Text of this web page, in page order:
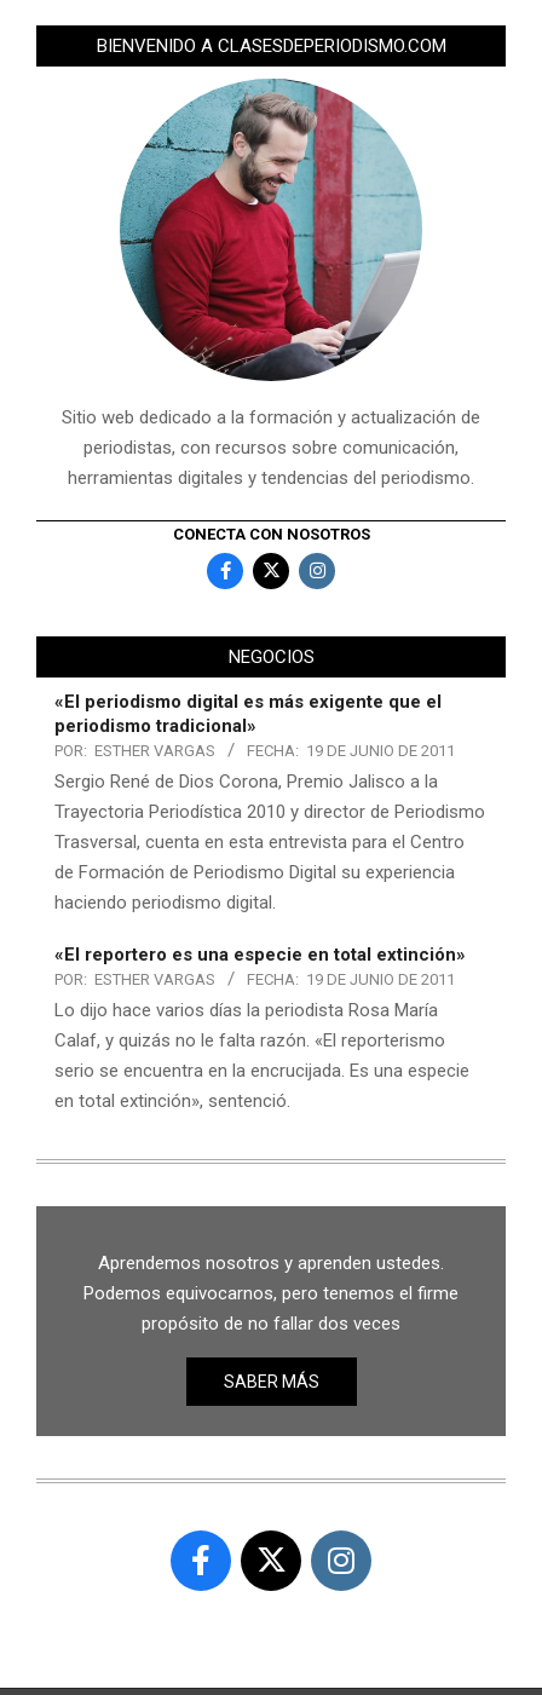
BIENVENIDO A CLASESDEPERIODISMO.COM
Sitio web dedicado a la formación y actualización de
periodistas, con recursos sobre comunicación,
herramientas digitales y tendencias del periodismo.
CONECTA CON NOSOTROS
NEGOCIOS
«El periodismo digital es más exigente que el
periodismo tradicional»
POR: ESTHER VARGAS FECHA: 19 DE JUNIO DE 2011
Sergio René de Dios Corona, Premio Jalisco a la
Trayectoria Periodística 2010 y director de Periodismo
Trasversal, cuenta en esta entrevista para el Centro
de Formación de Periodismo Digital su experiencia
haciendo periodismo digital.
«El reportero es una especie en total extinción»
POR: ESTHER VARGAS FECHA: 19 DE JUNIO DE 2011
Lo dijo hace varios días la periodista Rosa María
Calaf, y quizás no le falta razón. «El reporterismo
serio se encuentra en la encrucijada. Es una especie
en total extinción», sentenció.
Aprendemos nosotros y aprenden ustedes.
Podemos equivocarnos, pero tenemos el firme
propósito de no fallar dos veces
SABER MÁS